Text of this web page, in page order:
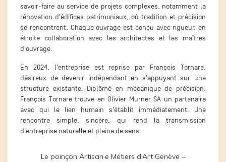
savoir-faire au service de projets complexes, notamment la
rénovation d'édifices patrimoniaux, où tradition et précision
se rencontrent. Chaque ouvrage est conçu avec rigueur, en
étroite collaboration avec les architectes et les maîtres
d'ouvrage.
En 2024, l'entreprise est reprise par François Tornare,
désireux de devenir indépendant en s'appuyant sur une
structure existante. Diplômé en mécanique de précision,
François Tornare trouve en Olivier Murner SA un partenaire
avec qui le lien humain s'établit immédiatement. Une
rencontre simple, sincère, qui rend la transmission
d'entreprise naturelle et pleine de sens.
Le poinçon Artisan·e Métiers d’Art Genève –